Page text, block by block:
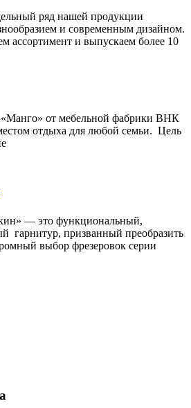
ряд нашей продукции
и современным дизайном.
ассортимент и выпускаем более 10
«Манго» от мебельной фабрики ВНК
отдыха для любой семьи. Цель
— это функциональный,
гарнитур, призванный преобразить
выбор фрезеровок серии